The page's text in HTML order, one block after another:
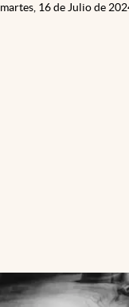
martes, 16 de Julio de